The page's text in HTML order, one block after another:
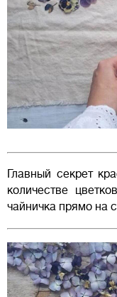
Главный секрет
количестве
чайничка прямо на